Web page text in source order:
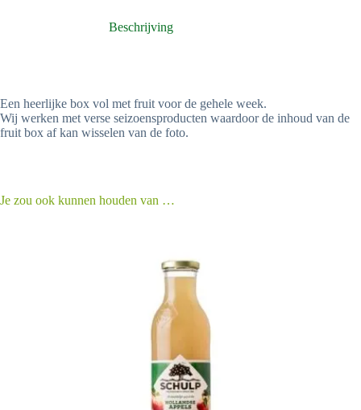
Beschrijving
Een heerlijke box vol met fruit voor de gehele week.
Wij werken met verse seizoensproducten waardoor de inhoud van de
fruit box af kan wisselen van de foto.
Je zou ook kunnen houden van …